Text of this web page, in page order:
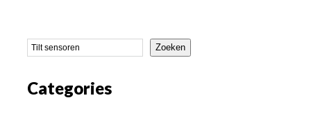
Zoeken
Categories